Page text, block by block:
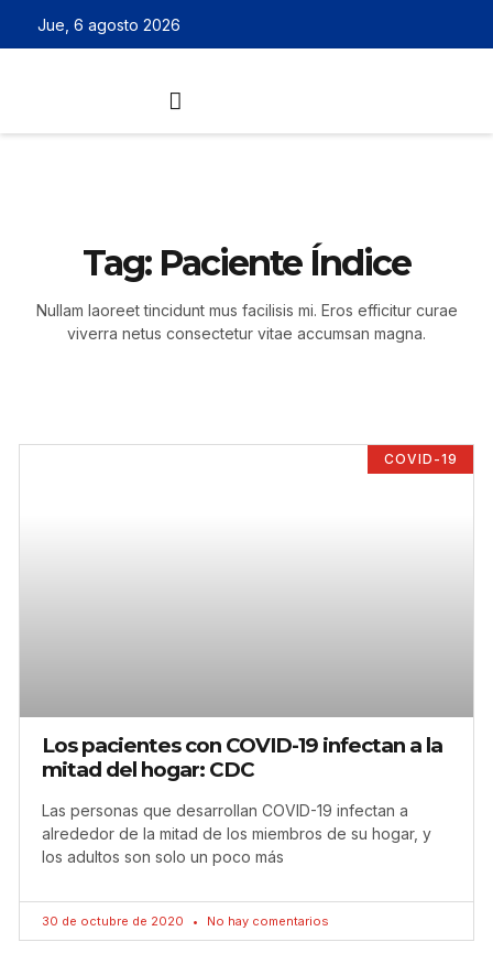
Jue, 6 agosto 2026
Tag: Paciente Índice
Nullam laoreet tincidunt mus facilisis mi. Eros efficitur curae
viverra netus consectetur vitae accumsan magna.
COVID-19
Los pacientes con COVID-19 infectan a la
mitad del hogar: CDC
Las personas que desarrollan COVID-19 infectan a
alrededor de la mitad de los miembros de su hogar, y
los adultos son solo un poco más
30 de octubre de 2020 No hay comentarios